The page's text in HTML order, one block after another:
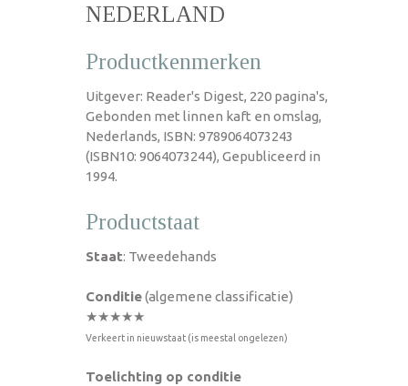
NEDERLAND
Productkenmerken
Uitgever: Reader's Digest, 220 pagina's,
Gebonden met linnen kaft en omslag,
Nederlands, ISBN: 9789064073243
(ISBN10: 9064073244), Gepubliceerd in
1994.
Productstaat
Staat: Tweedehands
Conditie(algemene classificatie)
★★★★★
Verkeert in nieuwstaat (is meestal ongelezen)
Toelichting op conditie